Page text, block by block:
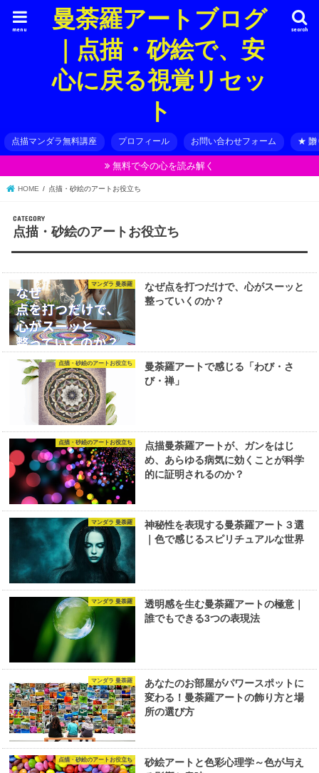
曼荼羅アートブログ
｜点描・砂絵で、安
心に戻る視覚リセッ
ト
search
menu
点描マンダラ無料講座 プロフィール お問い合わせフォーム ★ 贈
無料で今の心を読み解く
HOME 点描・砂絵のアートお役立ち
点描・砂絵のアートお役立ち
マンダラ 曼荼羅
なぜ点を打つだけで、心がスーッと
整っていくのか？
点描・砂絵のアートお役立ち
曼荼羅アートで感じる「わび・さ
び・禅」
点描・砂絵のアートお役立ち
点描曼荼羅アートが、ガンをはじ
め、あらゆる病気に効くことが科学
的に証明されるのか？
マンダラ 曼荼羅
神秘性を表現する曼荼羅アート３選
｜色で感じるスピリチュアルな世界
マンダラ 曼荼羅
透明感を生む曼荼羅アートの極意｜
誰でもできる3つの表現法
マンダラ 曼荼羅
あなたのお部屋がパワースポットに
変わる！曼荼羅アートの飾り方と場
所の選び方
点描・砂絵のアートお役立ち
砂絵アートと色彩心理学～色が与え